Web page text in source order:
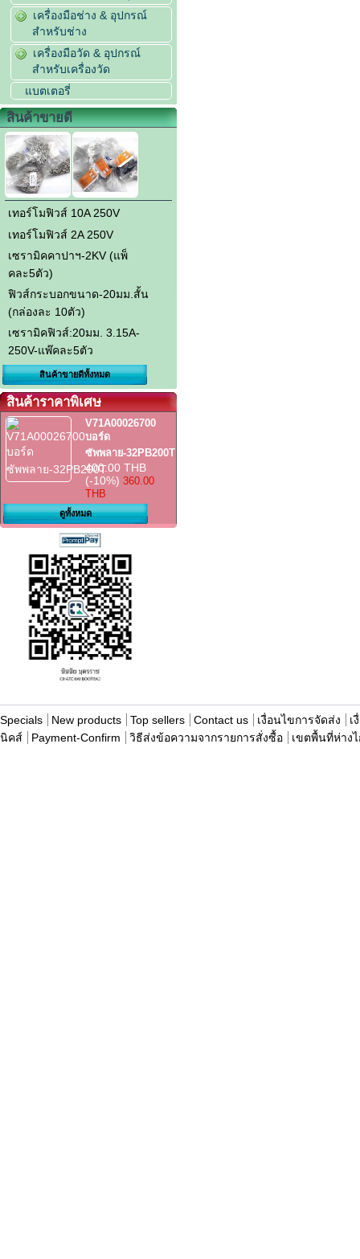
เครื่องมือช่าง & อุปกรณ์
สำหรับช่าง
เครื่องมือวัด & อุปกรณ์
สำหรับเครื่องวัด
แบตเตอรี่
สินค้าขายดี
เทอร์โมฟิวส์ 10A 250V
เทอร์โมฟิวส์ 2A 250V
เซรามิคคาปาฯ-2KV (แพ็
คละ5ตัว)
ฟิวส์กระบอกขนาด-20มม.สั้น
(กล่องละ 10ตัว)
เซรามิคฟิวส์:20มม. 3.15A-
250V-แพ๊คละ5ตัว
สินค้าขายดีทั้งหมด
สินค้าราคาพิเศษ
V71A00026700
บอร์ด
ซัพพลาย-32PB200T
400.00 THB
(-10%) 360.00
THB
ดูทั้งหมด
Specials New products Top sellers Contact us เงื่อนไขการจัดส่ง
เ
นิคส์
Payment-Confirm วิธีส่งข้อความจากรายการสั่งซื้อ เขตพื้นที่ห่าง